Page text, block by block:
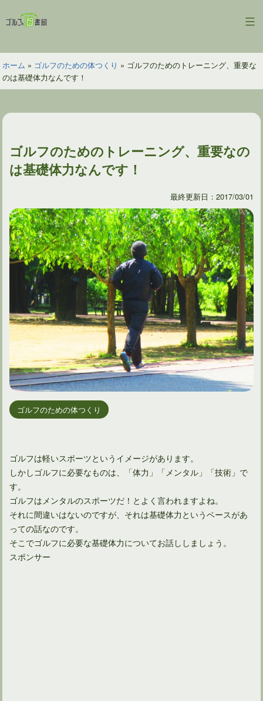
ン
ツ
へ
ス
ッ
ゴ
フ
の
図
ホーム » ゴルフのための体つくり » ゴルフのためのトレーニング、重要な
のは基礎体力なんです！
ゴルフのためのトレーニング、重要なの
は基礎体力なんです！
最終更新日：2017/03/01
ゴルフのための体つくり
ゴルフは軽いスポーツというイメージがあります。
しかしゴルフに必要なものは、「体力」「メンタル」「技術」で
す。
ゴルフはメンタルのスポーツだ！とよく言われますよね。
それに間違いはないのですが、それは基礎体力というベースがあ
っての話なのです。
そこでゴルフに必要な基礎体力についてお話ししましょう。
スポンサー